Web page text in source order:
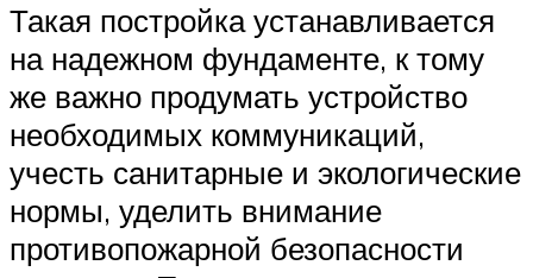
Такая постройка устанавливается
на надежном фундаменте, к тому
же важно продумать устройство
необходимых коммуникаций,
учесть санитарные и экологические
нормы, уделить внимание
противопожарной безопасности